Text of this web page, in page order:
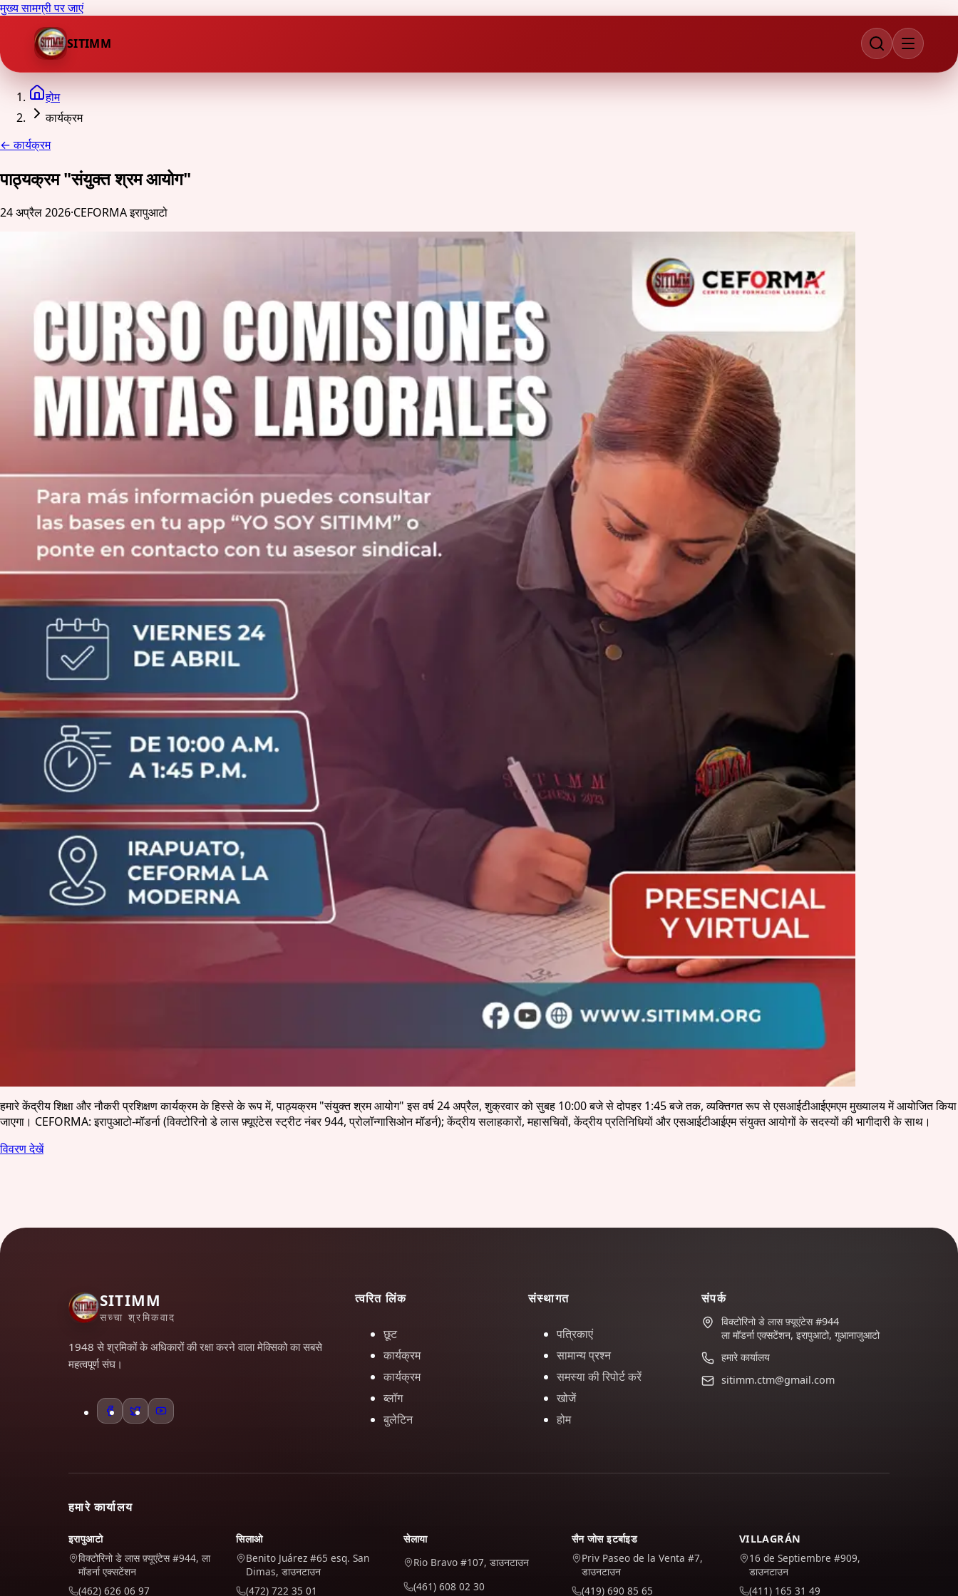
मुख्य सामग्री पर जाएं
SITIMM
होम
कार्यक्रम
← कार्यक्रम
पाठ्यक्रम "संयुक्त श्रम आयोग"
24 अप्रैल 2026·CEFORMA इरापुआटो
हमारे केंद्रीय शिक्षा और नौकरी प्रशिक्षण कार्यक्रम के हिस्से के रूप में, पाठ्यक्रम "संयुक्त श्रम आयोग" इस वर्ष 24 अप्रैल, शुक्रवार को सुबह 10:00 बजे से दोपहर 1:45 बजे तक, व्यक्तिगत रूप से एसआईटीआईएमएम मुख्यालय में आयोजित किया
जाएगा। CEFORMA: इरापुआटो-मॉडर्ना (विक्टोरिनो डे लास फ़्यूएंटेस स्ट्रीट नंबर 944, प्रोलॉन्गासिओन मॉडर्न); केंद्रीय सलाहकारों, महासचिवों, केंद्रीय प्रतिनिधियों और एसआईटीआईएम संयुक्त आयोगों के सदस्यों की भागीदारी के साथ।
विवरण देखें
SITIMM
सच्चा श्रमिकवाद
1948 से श्रमिकों के अधिकारों की रक्षा करने वाला मेक्सिको का सबसे
महत्वपूर्ण संघ।
त्वरित लिंक
छूट
कार्यक्रम
कार्यक्रम
ब्लॉग
बुलेटिन
संस्थागत
पत्रिकाएं
सामान्य प्रश्न
समस्या की रिपोर्ट करें
खोजें
होम
संपर्क
विक्टोरिनो डे लास फ़्यूएंटेस #944
ला मॉडर्ना एक्सटेंशन, इरापुआटो, गुआनाजुआटो
हमारे कार्यालय
sitimm.ctm@gmail.com
हमारे कार्यालय
इरापुआटो
विक्टोरिनो डे लास फ़्यूएंटेस #944, ला
मॉडर्ना एक्सटेंशन
(462) 626 06 97
सिलाओ
Benito Juárez #65 esq. San
Dimas, डाउनटाउन
(472) 722 35 01
सेलाया
Rio Bravo #107, डाउनटाउन
(461) 608 02 30
सैन जोस इटर्बाइड
Priv Paseo de la Venta #7,
डाउनटाउन
(419) 690 85 65
VILLAGRÁN
16 de Septiembre #909,
डाउनटाउन
(411) 165 31 49